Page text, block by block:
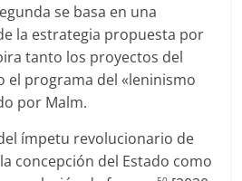
se basa en una
la estrategia propuesta por
tanto los proyectos del
el programa del «leninismo
por Malm.
ímpetu revolucionario de
concepción del Estado como